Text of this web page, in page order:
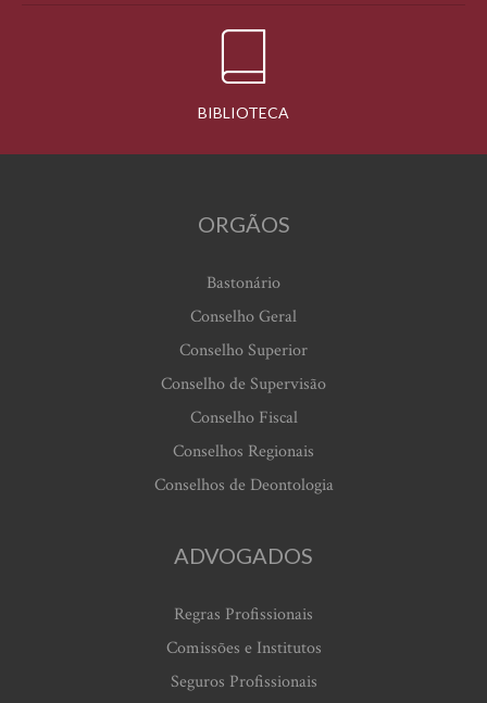
BIBLIOTECA
ORGÃOS
Bastonário
Conselho Geral
Conselho Superior
Conselho de Supervisão
Conselho Fiscal
Conselhos Regionais
Conselhos de Deontologia
ADVOGADOS
Regras Profissionais
Comissões e Institutos
Seguros Profissionais